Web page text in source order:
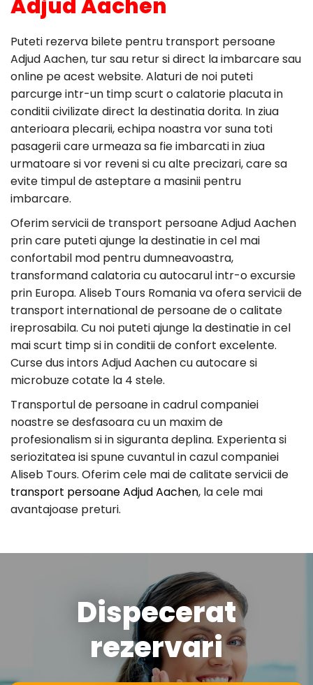
Adjud Aachen
Puteti rezerva bilete pentru transport persoane
Adjud Aachen, tur sau retur si direct la imbarcare sau
online pe acest website. Alaturi de noi puteti
parcurge intr-un timp scurt o calatorie placuta in
conditii civilizate direct la destinatia dorita. In ziua
anterioara plecarii, echipa noastra vor suna toti
pasagerii care urmeaza sa fie imbarcati in ziua
urmatoare si vor reveni si cu alte precizari, care sa
evite timpul de asteptare a masinii pentru
imbarcare.
Oferim servicii de transport persoane Adjud Aachen
prin care puteti ajunge la destinatie in cel mai
confortabil mod pentru dumneavoastra,
transformand calatoria cu autocarul intr-o excursie
prin Europa. Aliseb Tours Romania va ofera servicii de
transport international de persoane de o calitate
ireprosabila. Cu noi puteti ajunge la destinatie in cel
mai scurt timp si in conditii de confort excelente.
Curse dus intors Adjud Aachen cu autocare si
microbuze cotate la 4 stele.
Transportul de persoane in cadrul companiei
noastre se desfasoara cu un maxim de
profesionalism si in siguranta deplina. Experienta si
seriozitatea isi spune cuvantul in cazul companiei
Aliseb Tours. Oferim cele mai de calitate servicii de
transport persoane Adjud Aachen, la cele mai
avantajoase preturi.
Dispecerat
rezervari